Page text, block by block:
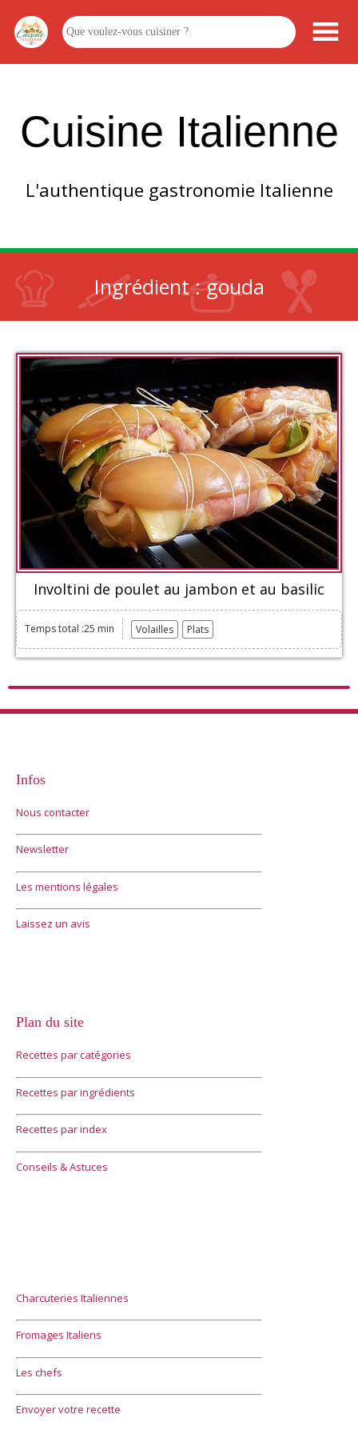
Cuisine Italienne
L'authentique gastronomie Italienne
Ingrédient :gouda
Involtini de poulet au jambon et au basilic
Temps total :25 min Volailles Plats
Infos
Nous contacter
Newsletter
Les mentions légales
Laissez un avis
Plan du site
Recettes par catégories
Recettes par ingrédients
Recettes par index
Conseils & Astuces
Charcuteries Italiennes
Fromages Italiens
Les chefs
Envoyer votre recette